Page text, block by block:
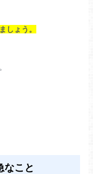
しょう。
なこと